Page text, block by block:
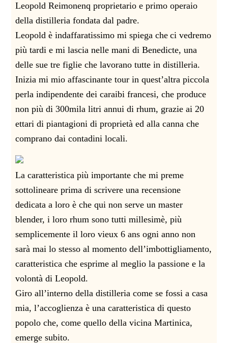
Leopold Reimonenq proprietario e primo operaio
della distilleria fondata dal padre.
Leopold è indaffaratissimo mi spiega che ci vedremo
più tardi e mi lascia nelle mani di Benedicte, una
delle sue tre figlie che lavorano tutte in distilleria.
Inizia mi mio affascinante tour in quest’altra piccola
perla indipendente dei caraibi francesi, che produce
non più di 300mila litri annui di rhum, grazie ai 20
ettari di piantagioni di proprietà ed alla canna che
comprano dai contadini locali.
La caratteristica più importante che mi preme
sottolineare prima di scrivere una recensione
dedicata a loro è che qui non serve un master
blender, i loro rhum sono tutti millesimè, più
semplicemente il loro vieux 6 ans ogni anno non
sarà mai lo stesso al momento dell’imbottigliamento,
caratteristica che esprime al meglio la passione e la
volontà di Leopold.
Giro all’interno della distilleria come se fossi a casa
mia, l’accoglienza è una caratteristica di questo
popolo che, come quello della vicina Martinica,
emerge subito.